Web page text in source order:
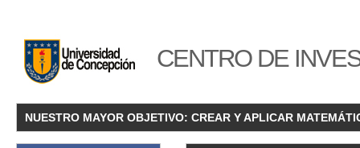
CENTRO DE
NUESTRO MAYOR OBJETIVO: CREAR Y APLICAR